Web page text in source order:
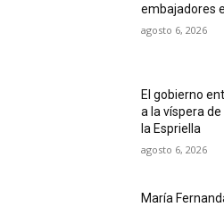
embajadores
agosto 6, 2026
El gobierno
a la víspera
la Espriella
agosto 6, 2026
María